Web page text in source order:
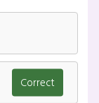
Correct